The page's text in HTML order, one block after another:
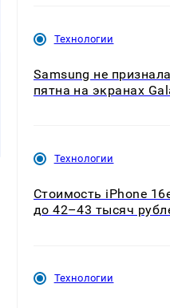
Технологии
Samsung не
пятна на экранах
Технологии
Стоимость iPhone
до 42–43 тысяч
Технологии